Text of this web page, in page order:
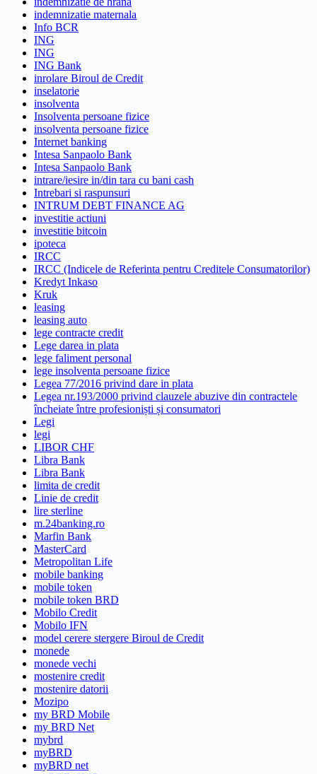
indemnizatie maternala
Info BCR
ING
ING
ING Bank
inrolare Biroul de Credit
inselatorie
insolventa
Insolventa persoane fizice
insolventa persoane fizice
Internet banking
Intesa Sanpaolo Bank
Intesa Sanpaolo Bank
intrare/iesire in/din tara cu bani cash
Intrebari si raspunsuri
INTRUM DEBT FINANCE AG
investitie actiuni
investitie bitcoin
ipoteca
IRCC
IRCC (Indicele de Referinta pentru Creditele Consumatorilor)
Kredyt Inkaso
Kruk
leasing
leasing auto
lege contracte credit
Lege darea in plata
lege faliment personal
lege insolventa persoane fizice
Legea 77/2016 privind dare in plata
Legea nr.193/2000 privind clauzele abuzive din contractele
încheiate între profesioniști și consumatori
Legi
legi
LIBOR CHF
Libra Bank
Libra Bank
limita de credit
Linie de credit
lire sterline
m.24banking.ro
Marfin Bank
MasterCard
Metropolitan Life
mobile banking
mobile token
mobile token BRD
Mobilo Credit
Mobilo IFN
model cerere stergere Biroul de Credit
monede
monede vechi
mostenire credit
mostenire datorii
Mozipo
my BRD Mobile
my BRD Net
mybrd
myBRD
myBRD net